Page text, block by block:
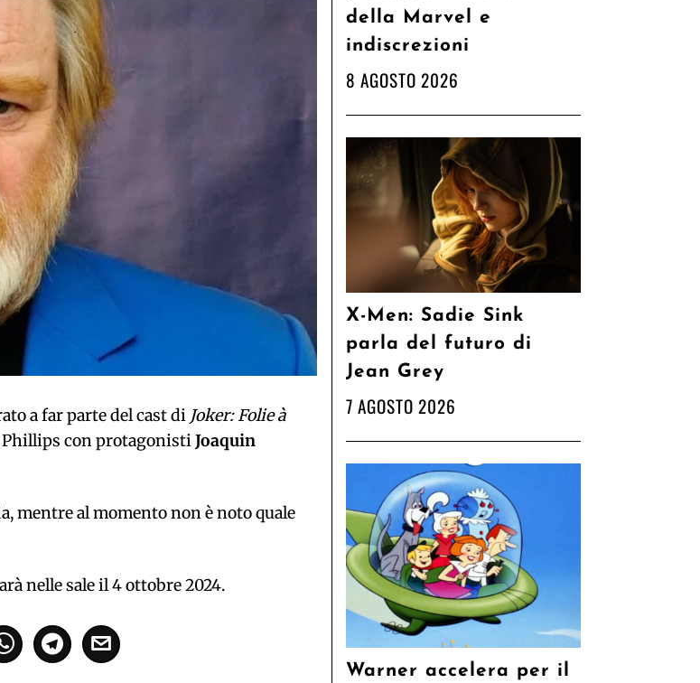
a far parte del cast di Joker: Folie à
Phillips con protagonistiJoaquin
mentre al momento non è noto quale
nelle sale il 4 ottobre 2024.
della Marvel e
indiscrezioni
8 AGOSTO 2026
X-Men: Sadie Sink
parla del futuro di
Jean Grey
7 AGOSTO 2026
Warner accelera per il